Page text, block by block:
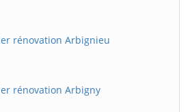
rénovation Arbignieu
rénovation Arbigny